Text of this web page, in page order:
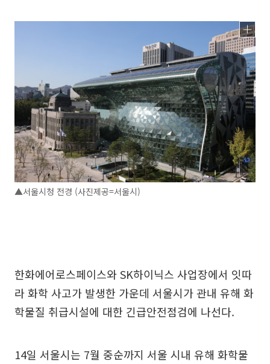
▲서울시청 전경 (사진제공=서울시)
한화에어로스페이스와 SK하이닉스 사업장에서 잇따
라 화학 사고가 발생한 가운데 서울시가 관내 유해 화
학물질 취급시설에 대한 긴급안전점검에 나선다.
14일 서울시는 7월 중순까지 서울 시내 유해 화학물